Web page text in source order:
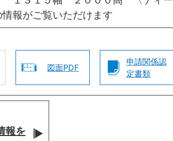
報がご覧いただけます
図面PDF
申請関係認
定書類
報を